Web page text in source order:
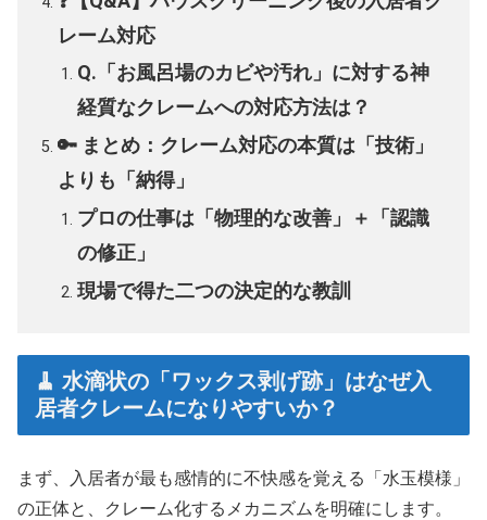
レーム対応
Q.「お風呂場のカビや汚れ」に対する神
経質なクレームへの対応方法は？
🔑 まとめ：クレーム対応の本質は「技術」
よりも「納得」
プロの仕事は「物理的な改善」＋「認識
の修正」
現場で得た二つの決定的な教訓
🧹 水滴状の「ワックス剥げ跡」はなぜ入
居者クレームになりやすいか？
まず、入居者が最も感情的に不快感を覚える「水玉模様」
の正体と、クレーム化するメカニズムを明確にします。